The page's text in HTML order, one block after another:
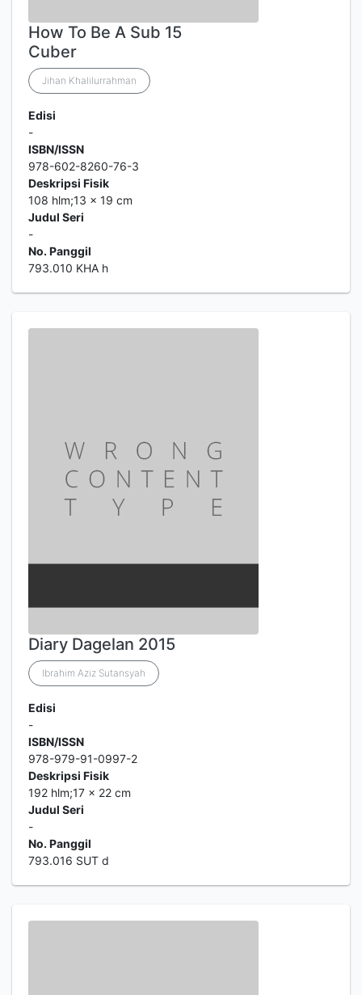
How To Be A Sub 15
Cuber
Jihan Khalilurrahman
Edisi
-
ISBN/ISSN
978-602-8260-76-3
Deskripsi Fisik
108 hlm;13 x 19 cm
Judul Seri
-
No. Panggil
793.010 KHA h
Diary Dagelan 2015
Ibrahim Aziz Sutansyah
Edisi
-
ISBN/ISSN
978-979-91-0997-2
Deskripsi Fisik
192 hlm;17 x 22 cm
Judul Seri
-
No. Panggil
793.016 SUT d